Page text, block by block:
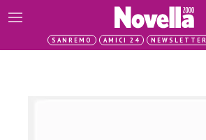
SANREMO AMICI 24 NEWSLETTER